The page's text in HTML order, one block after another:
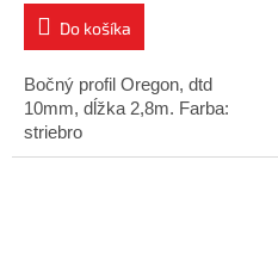
Do košíka
Bočný profil Oregon, dtd
10mm, dĺžka 2,8m. Farba:
striebro